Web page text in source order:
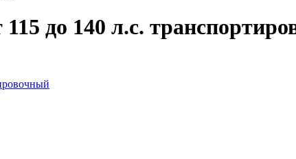
до 140 л.с.